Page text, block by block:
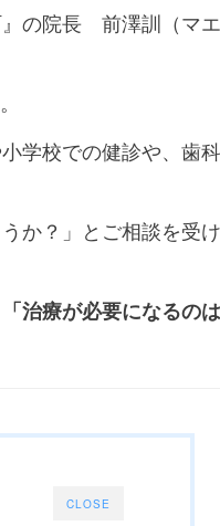
』の院長 前澤訓（マ
学校での健診や、歯
か？」とご相談を受
治療が必要になるの
CLOSE